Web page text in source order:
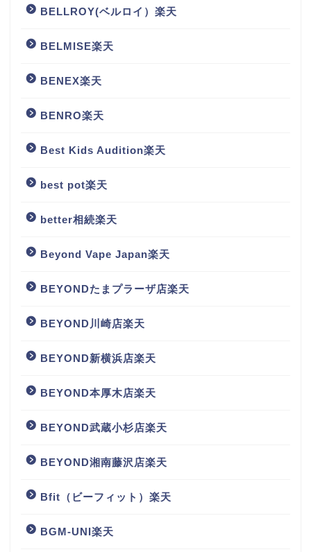
BELLROY(ベルロイ）楽天
BELMISE楽天
BENEX楽天
BENRO楽天
Best Kids Audition楽天
best pot楽天
better相続楽天
Beyond Vape Japan楽天
BEYONDたまプラーザ店楽天
BEYOND川崎店楽天
BEYOND新横浜店楽天
BEYOND本厚木店楽天
BEYOND武蔵小杉店楽天
BEYOND湘南藤沢店楽天
Bfit（ビーフィット）楽天
BGM‐UNI楽天